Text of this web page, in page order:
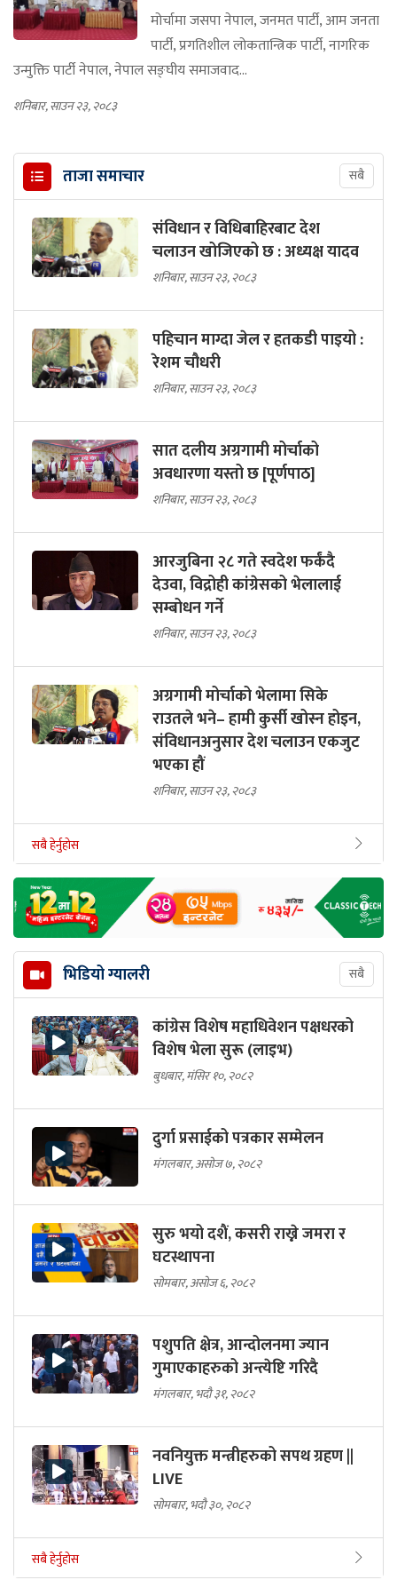
मोर्चामा जसपा नेपाल, जनमत पार्टी, आम जनता
पार्टी, प्रगतिशील लोकतान्त्रिक पार्टी, नागरिक
उन्मुक्ति पार्टी नेपाल, नेपाल सङ्घीय समाजवाद...
शनिबार, साउन २३, २०८३
ताजा समाचार सबै
संविधान र विधिबाहिरबाट देश
चलाउन खोजिएको छ : अध्यक्ष यादव
शनिबार, साउन २३, २०८३
पहिचान माग्दा जेल र हतकडी पाइयो :
रेशम चौधरी
शनिबार, साउन २३, २०८३
सात दलीय अग्रगामी मोर्चाको
अवधारणा यस्तो छ [पूर्णपाठ]
शनिबार, साउन २३, २०८३
आरजुबिना २८ गते स्वदेश फर्कंदै
देउवा, विद्रोही कांग्रेसको भेलालाई
सम्बोधन गर्ने
शनिबार, साउन २३, २०८३
अग्रगामी मोर्चाको भेलामा सिके
राउतले भने– हामी कुर्सी खोस्न होइन,
संविधानअनुसार देश चलाउन एकजुट
भएका हौं
शनिबार, साउन २३, २०८३
सबै हेर्नुहोस
भिडियो ग्यालरी सबै
कांग्रेस विशेष महाधिवेशन पक्षधरको
विशेष भेला सुरू (लाइभ)
बुधबार, मंसिर १०, २०८२
दुर्गा प्रसाईको पत्रकार सम्मेलन
मंगलबार, असोज ७, २०८२
सुरु भयो दशैं, कसरी राख्ने जमरा र
घटस्थापना
सोमबार, असोज ६, २०८२
पशुपति क्षेत्र, आन्दोलनमा ज्यान
गुमाएकाहरुको अन्त्येष्टि गरिदै
मंगलबार, भदौ ३१, २०८२
नवनियुक्त मन्त्रीहरुको सपथ ग्रहण ||
LIVE
सोमबार, भदौ ३०, २०८२
सबै हेर्नुहोस